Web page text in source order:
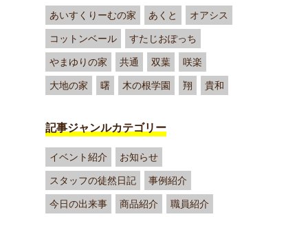
あいすくりーむの家 あくと オアシス
コットンベール すたじおぽっち
やまゆりの家 共通 双葉 咲楽
大地の家 曙 木の根学園 翔 貴和
記事ジャンルカテゴリー
イベント紹介 お知らせ
スタッフの徒然日記 事例紹介
今日の出来事 商品紹介 職員紹介